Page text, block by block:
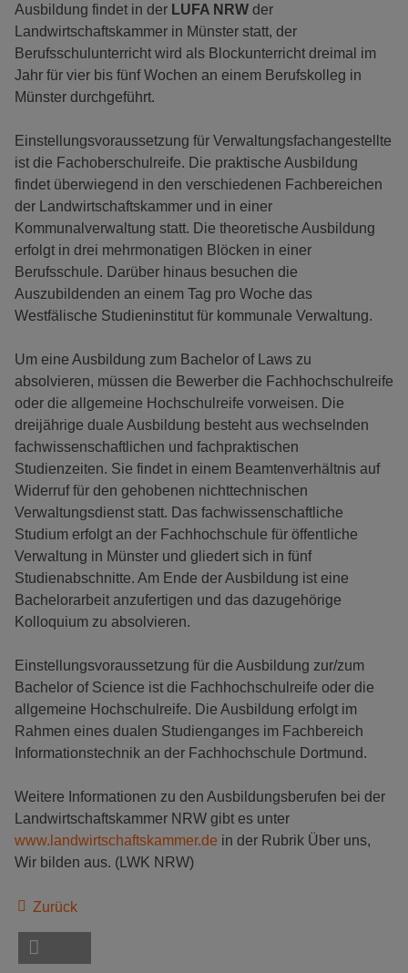
Ausbildung findet in der LUFA NRW der
Landwirtschaftskammer in Münster statt, der
Berufsschulunterricht wird als Blockunterricht dreimal im
Jahr für vier bis fünf Wochen an einem Berufskolleg in
Münster durchgeführt.
Einstellungsvoraussetzung für Verwaltungsfachangestellte
ist die Fachoberschulreife. Die praktische Ausbildung
findet überwiegend in den verschiedenen Fachbereichen
der Landwirtschaftskammer und in einer
Kommunalverwaltung statt. Die theoretische Ausbildung
erfolgt in drei mehrmonatigen Blöcken in einer
Berufsschule. Darüber hinaus besuchen die
Auszubildenden an einem Tag pro Woche das
Westfälische Studieninstitut für kommunale Verwaltung.
Um eine Ausbildung zum Bachelor of Laws zu
absolvieren, müssen die Bewerber die Fachhochschulreife
oder die allgemeine Hochschulreife vorweisen. Die
dreijährige duale Ausbildung besteht aus wechselnden
fachwissenschaftlichen und fachpraktischen
Studienzeiten. Sie findet in einem Beamtenverhältnis auf
Widerruf für den gehobenen nichttechnischen
Verwaltungsdienst statt. Das fachwissenschaftliche
Studium erfolgt an der Fachhochschule für öffentliche
Verwaltung in Münster und gliedert sich in fünf
Studienabschnitte. Am Ende der Ausbildung ist eine
Bachelorarbeit anzufertigen und das dazugehörige
Kolloquium zu absolvieren.
Einstellungsvoraussetzung für die Ausbildung zur/zum
Bachelor of Science ist die Fachhochschulreife oder die
allgemeine Hochschulreife. Die Ausbildung erfolgt im
Rahmen eines dualen Studienganges im Fachbereich
Informationstechnik an der Fachhochschule Dortmund.
Weitere Informationen zu den Ausbildungsberufen bei der
Landwirtschaftskammer NRW gibt es unter
www.landwirtschaftskammer.de in der Rubrik Über uns,
Wir bilden aus. (LWK NRW)
Zurück